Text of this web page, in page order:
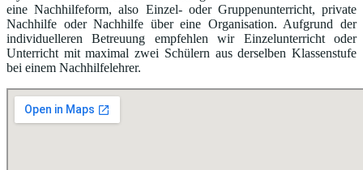
eine Nachhilfeform, also Einzel- oder Gruppenunterricht, private
Nachhilfe oder Nachhilfe über eine Organisation. Aufgrund der
individuelleren Betreuung empfehlen wir Einzelunterricht oder
Unterricht mit maximal zwei Schülern aus derselben Klassenstufe
bei einem Nachhilfelehrer.